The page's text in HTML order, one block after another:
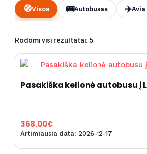
🧭Visos 🚌Autobusas ✈️Avia
Rodomi visi rezultatai: 5Rūšiuojama
kainą:
mažos
Pasakiška kelionė autobusu į
368.00€
Artimiausia data: 2026-12-17